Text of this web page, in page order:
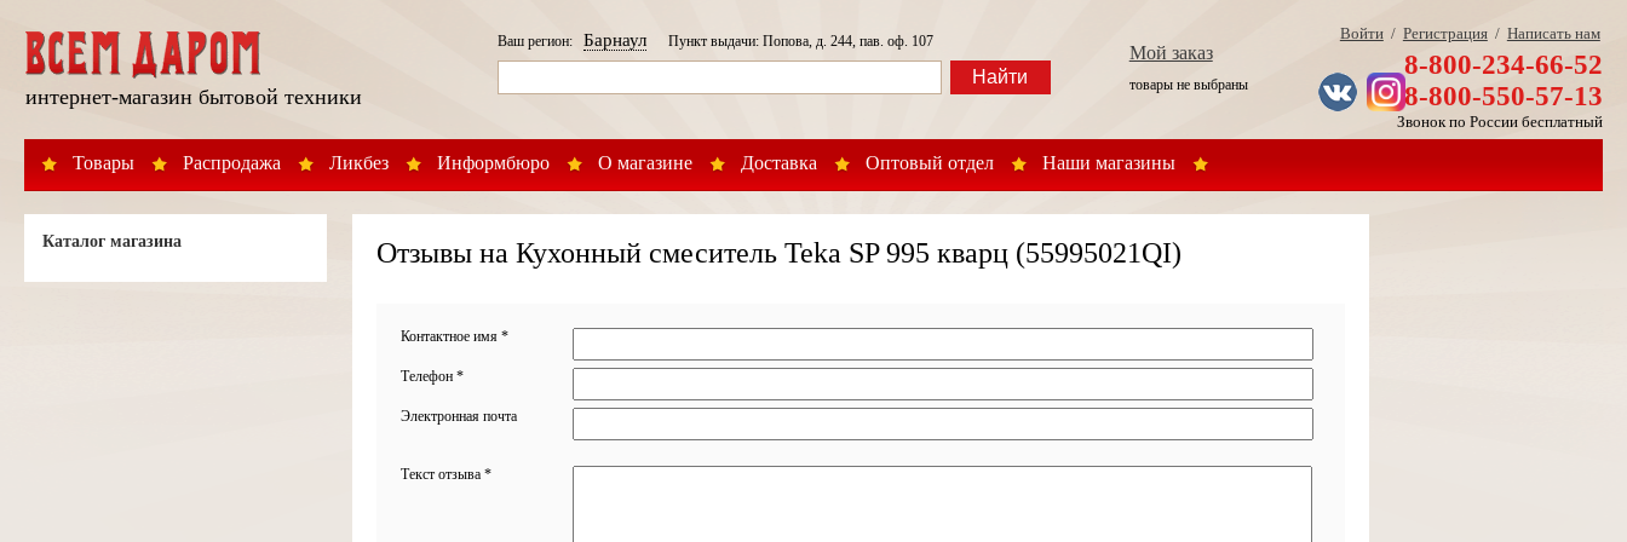
интернет-магазин бытовой техники
Товары Распродажа Ликбез Информбюро О магазине Доставка Оптовый отдел Наши магазины
Ваш регион:Барнаул Пункт выдачи: Попова, д. 244, пав. оф. 107
Найти
Мой заказ
товары не выбраны
Войти/ Регистрация/ Написать нам
8-800-234-66-52
8-800-550-57-13
Звонок по России бесплатный
Каталог магазина Отзывы на Кухонный смеситель Teka SP 995 кварц (55995021QI)
Контактное имя *
Телефон *
Электронная почта
Текст отзыва *